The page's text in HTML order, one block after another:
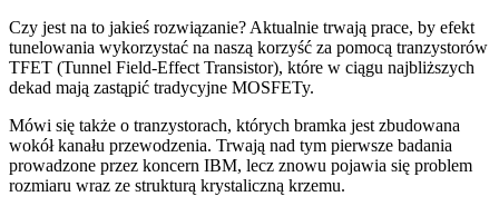
Czy jest na to jakieś rozwiązanie? Aktualnie trwają prace, by efekt
tunelowania wykorzystać na naszą korzyść za pomocą tranzystorów
TFET (Tunnel Field-Effect Transistor), które w ciągu najbliższych
dekad mają zastąpić tradycyjne MOSFETy.
Mówi się także o tranzystorach, których bramka jest zbudowana
wokół kanału przewodzenia. Trwają nad tym pierwsze badania
prowadzone przez koncern IBM, lecz znowu pojawia się problem
rozmiaru wraz ze strukturą krystaliczną krzemu.